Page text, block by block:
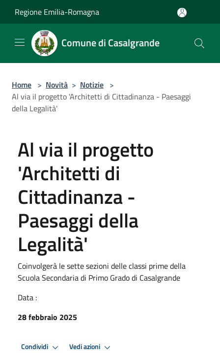
Regione Emilia-Romagna
Comune di Casalgrande
Home > Novità > Notizie >
Al via il progetto 'Architetti di Cittadinanza - Paesaggi
della Legalità'
Al via il progetto
'Architetti di
Cittadinanza -
Paesaggi della
Legalità'
Coinvolgerà le sette sezioni delle classi prime della
Scuola Secondaria di Primo Grado di Casalgrande
Data :
28 febbraio 2025
Condividi Vedi azioni